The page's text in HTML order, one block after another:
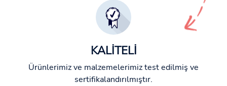
KALİTELİ
Ürünlerimiz ve malzemelerimiz test edilmiş ve
sertifikalandırılmıştır.